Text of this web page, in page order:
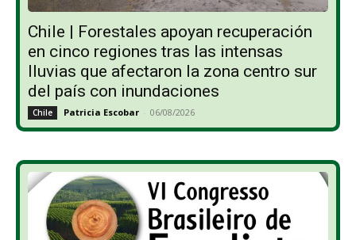
Chile | Forestales apoyan recuperación
en cinco regiones tras las intensas
lluvias que afectaron la zona centro sur
del país con inundaciones
Chile Patricia Escobar - 06/08/2026